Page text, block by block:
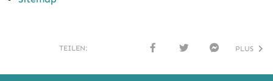
TEILEN:
BOO
TTER
ENG
PLUS